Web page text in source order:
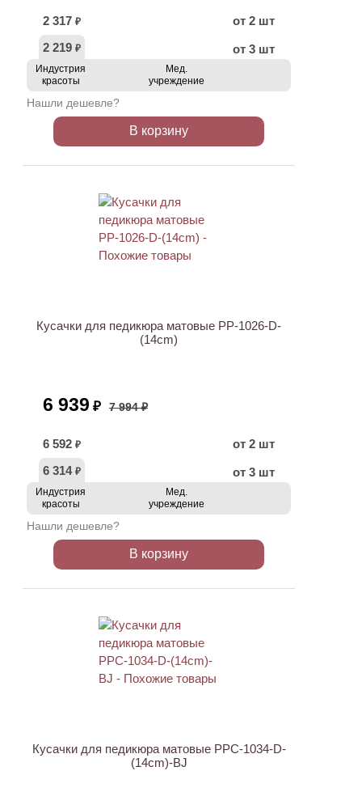
2 317 ₽
от 2 шт
2 219 ₽ от 3 шт
Индустрия
красоты
Мед.
учреждение
Нашли дешевле?
В корзину
Кусачки для педикюра матовые PP-1026-D-
(14cm)
6 939 ₽ 7 994 ₽
6 592 ₽
от 2 шт
6 314 ₽ от 3 шт
Индустрия
красоты
Мед.
учреждение
Нашли дешевле?
В корзину
Кусачки для педикюра матовые PPC-1034-D-
(14cm)-BJ